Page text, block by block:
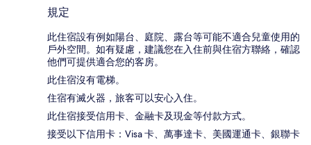
規定
此住宿設有例如陽台、庭院、露台等可能不適合兒童使用的
戶外空間。如有疑慮，建議您在入住前與住宿方聯絡，確認
他們可提供適合您的客房。
此住宿沒有電梯。
住宿有滅火器，旅客可以安心入住。
此住宿接受信用卡、金融卡及現金等付款方式。
接受以下信用卡：Visa 卡、萬事達卡、美國運通卡、銀聯卡